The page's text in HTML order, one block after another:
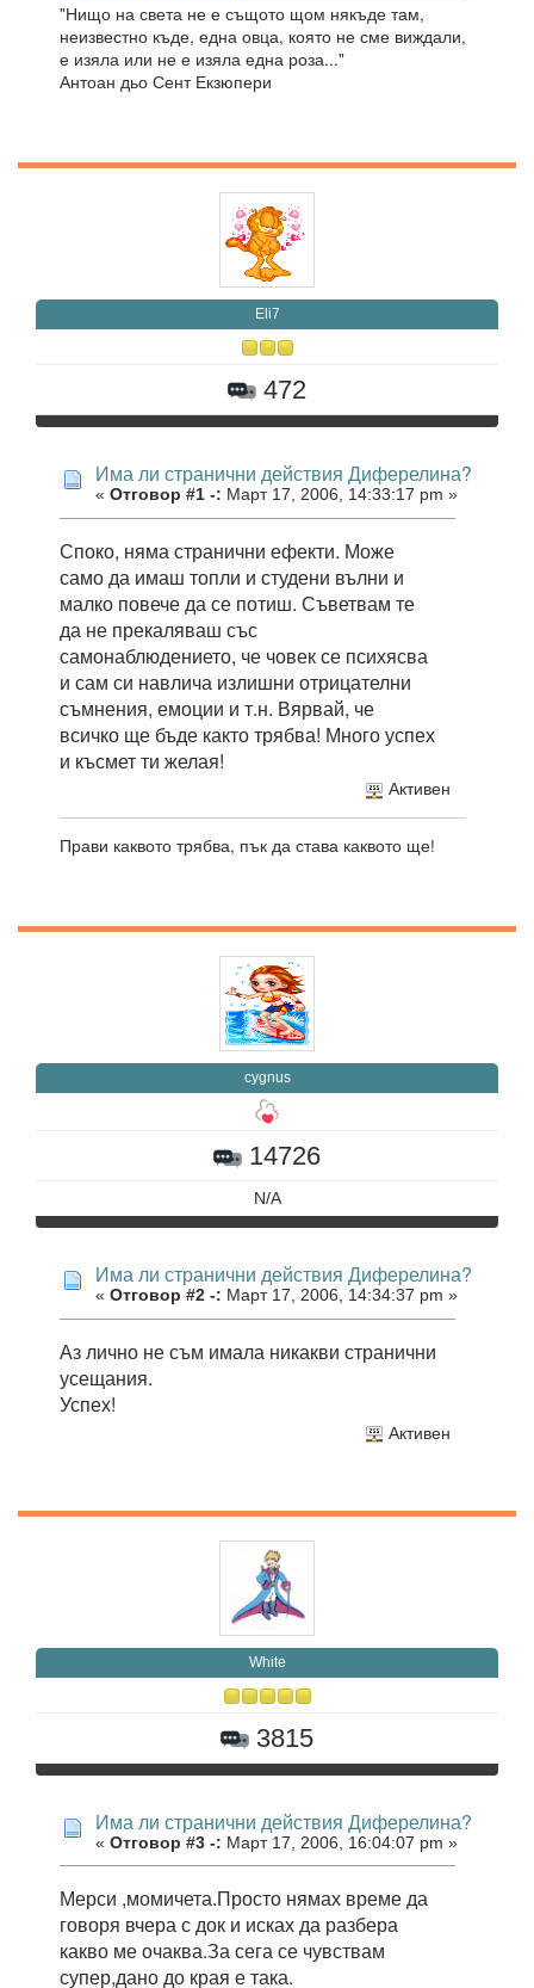
"Нищо на света не е същото щом някъде там,
неизвестно къде, една овца, която не сме виждали,
е изяла или не е изяла една роза..."
Антоан дьо Сент Екзюпери
Eli7
472
Има ли странични действия Диферелина?
« Отговор #1 -: Март 17, 2006, 14:33:17 pm »
Споко, няма странични ефекти. Може
само да имаш топли и студени вълни и
малко повече да се потиш. Съветвам те
да не прекаляваш със
самонаблюдението, че човек се психясва
и сам си навлича излишни отрицателни
съмнения, емоции и т.н. Вярвай, че
всичко ще бъде както трябва! Много успех
и късмет ти желая!
Активен
Прави каквото трябва, пък да става каквото ще!
cygnus
14726
N/A
Има ли странични действия Диферелина?
« Отговор #2 -: Март 17, 2006, 14:34:37 pm »
Аз лично не съм имала никакви странични
усещания.
Успех!
Активен
White
3815
Има ли странични действия Диферелина?
« Отговор #3 -: Март 17, 2006, 16:04:07 pm »
Мерси ,момичета.Просто нямах време да
говоря вчера с док и исках да разбера
какво ме очаква.За сега се чувствам
супер,дано до края е така.